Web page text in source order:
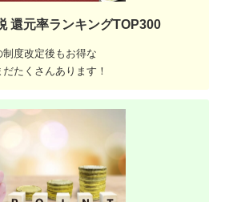
還元率ランキングTOP300
度改定後もお得な
たくさんあります！